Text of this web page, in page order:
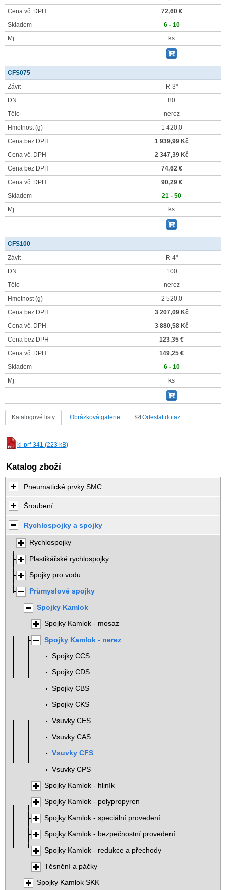
Cena vč. DPH
72,60 €
Skladem
6 - 10
Mj
ks
CFS075
Závit
R 3"
DN
80
Tělo
nerez
Hmotnost(g)
1 420,0
Cena bez DPH
1 939,99 Kč
Cena vč. DPH
2 347,39 Kč
Cena bez DPH
74,62 €
Cena vč. DPH
90,29 €
Skladem
21 - 50
Mj
ks
CFS100
Závit
R 4"
DN
100
Tělo
nerez
Hmotnost(g)
2 520,0
Cena bez DPH
3 207,09 Kč
Cena vč. DPH
3 880,58 Kč
Cena bez DPH
123,35 €
Cena vč. DPH
149,25 €
Skladem
6 - 10
Mj
ks
Katalogové listy Obrázková galerie Odeslat dotaz
kl-prf-341 (223 kB)
Katalog zboží
Pneumatické prvky SMC
Šroubení
Rychlospojky a spojky
Rychlospojky
Plastikářské rychlospojky
Spojky pro vodu
Průmyslové spojky
Spojky Kamlok
Spojky Kamlok - mosaz
Spojky Kamlok - nerez
Spojky CCS
Spojky CDS
Spojky CBS
Spojky CKS
Vsuvky CES
Vsuvky CAS
Vsuvky CFS
Vsuvky CPS
Spojky Kamlok - hliník
Spojky Kamlok - polypropyren
Spojky Kamlok - speciální provedení
Spojky Kamlok - bezpečnostní provedení
Spojky Kamlok - redukce a přechody
Těsnění a páčky
Spojky Kamlok SKK